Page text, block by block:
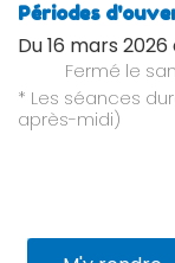
Périodes
Du16 mars 2026
Fermé le
* Les séances
après-midi)